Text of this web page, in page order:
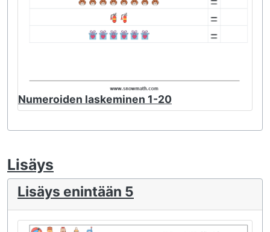
Numeroiden laskeminen 1-20
Lisäys
Lisäys enintään 5